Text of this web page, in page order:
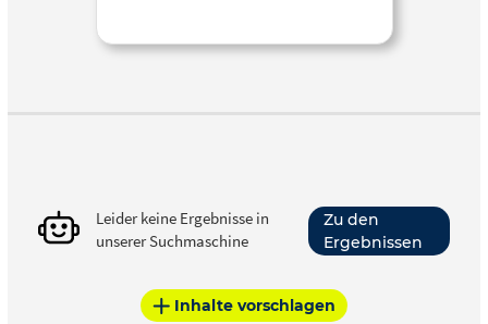
Leider keine Ergebnisse in
unserer Suchmaschine
Zu den
Ergebnissen
Inhalte vorschlagen